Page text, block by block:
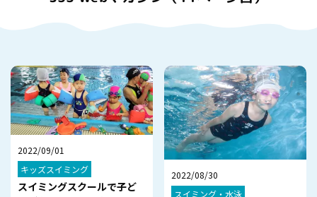
2022/09/01
キッズスイミング
スイミングスクールで子ど
2022/08/30
スイミング・水泳